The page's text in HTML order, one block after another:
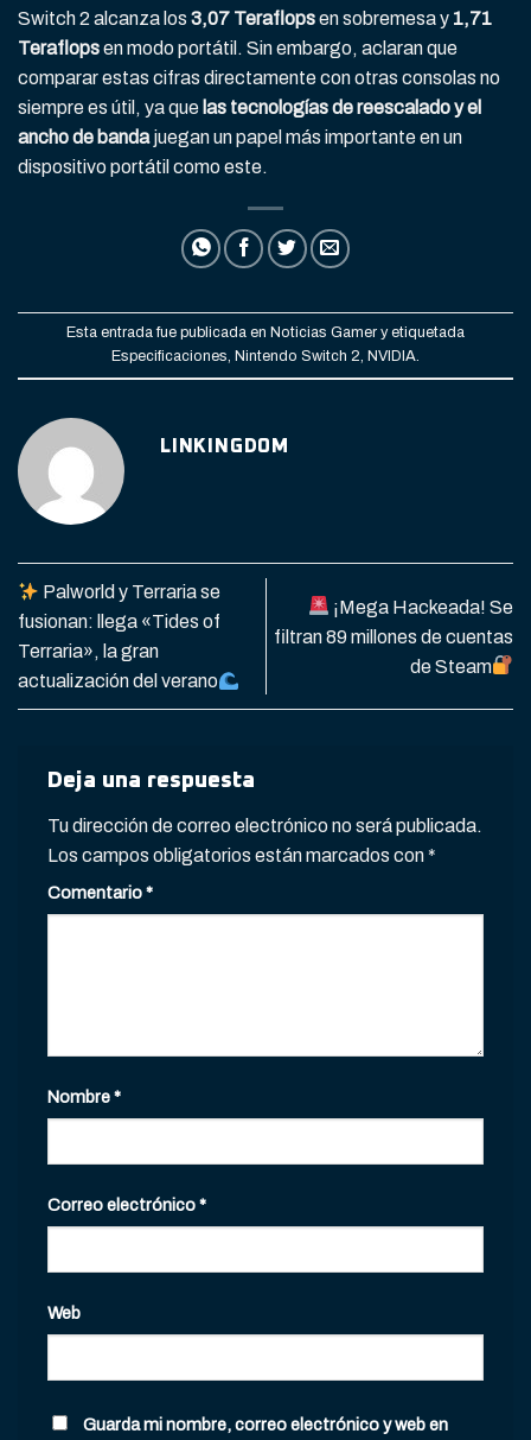
Switch 2 alcanza los 3,07 Teraflopsen sobremesa y 1,71
Teraflopsen modo portátil. Sin embargo, aclaran que
comparar estas cifras directamente con otras consolas no
siempre es útil, ya que las tecnologías de reescalado y el
ancho de bandajuegan un papel más importante en un
dispositivo portátil como este.
Esta entrada fue publicada en Noticias Gamer y etiquetada
Especificaciones, Nintendo Switch 2, NVIDIA.
LINKINGDOM
Palworld y Terraria se
fusionan: llega «Tides of
Terraria», la gran
actualización del verano
¡Mega Hackeada! Se
filtran 89 millones de cuentas
de Steam
Deja una respuesta
Tu dirección de correo electrónico no será publicada.
Los campos obligatorios están marcados con*
Comentario*
Nombre*
Correo electrónico*
Web
Guarda mi nombre, correo electrónico y web en